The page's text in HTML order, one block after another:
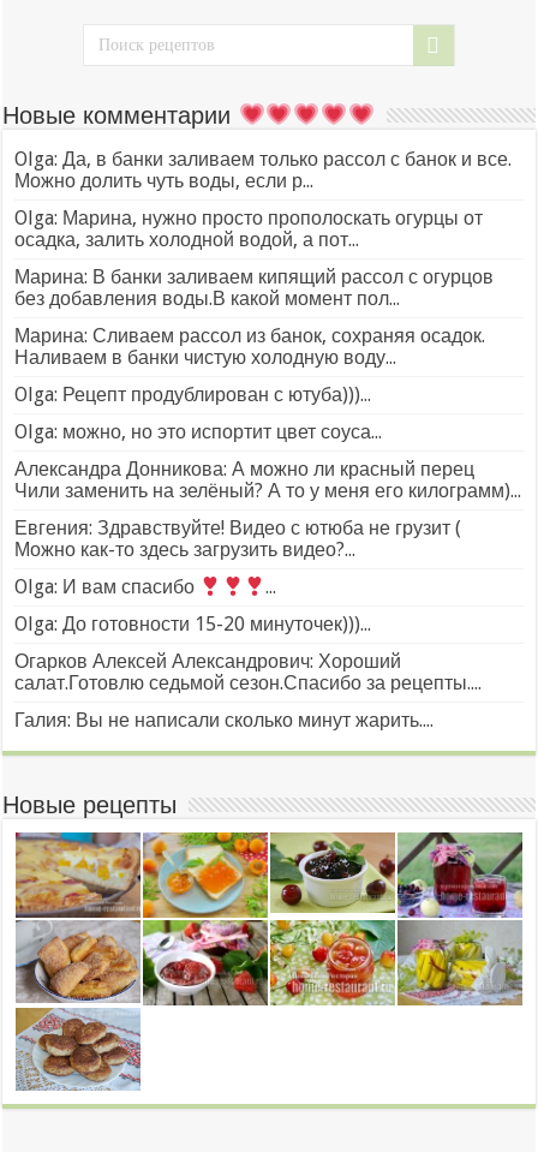
Новые комментарии
Olga: Да, в банки заливаем только рассол с банок и все.
Можно долить чуть воды, если р...
Olga: Марина, нужно просто прополоскать огурцы от
осадка, залить холодной водой, а пот...
Марина: В банки заливаем кипящий рассол с огурцов
без добавления воды.В какой момент пол...
Марина: Сливаем рассол из банок, сохраняя осадок.
Наливаем в банки чистую холодную воду...
Olga: Рецепт продублирован с ютуба)))...
Olga: можно, но это испортит цвет соуса...
Александра Донникова: А можно ли красный перец
Чили заменить на зелёный? А то у меня его килограмм)...
Евгения: Здравствуйте! Видео с ютюба не грузит (
Можно как-то здесь загрузить видео?...
Olga: И вам спасибо
...
Olga: До готовности 15-20 минуточек)))...
Огарков Алексей Александрович: Хороший
салат.Готовлю седьмой сезон.Спасибо за рецепты....
Галия: Вы не написали сколько минут жарить....
Новые рецепты